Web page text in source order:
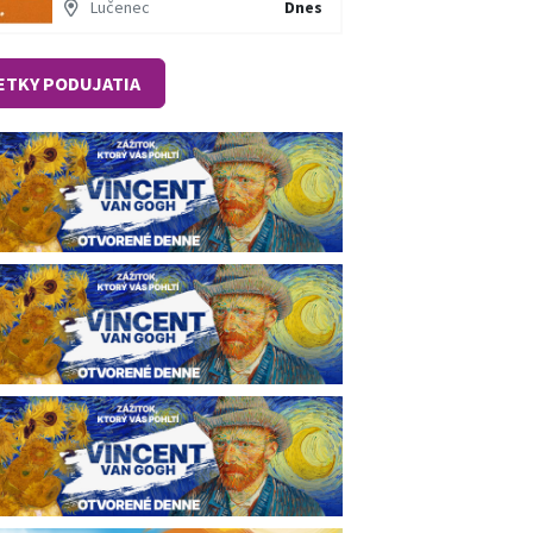
Lučenec Dnes
PODUJATIA